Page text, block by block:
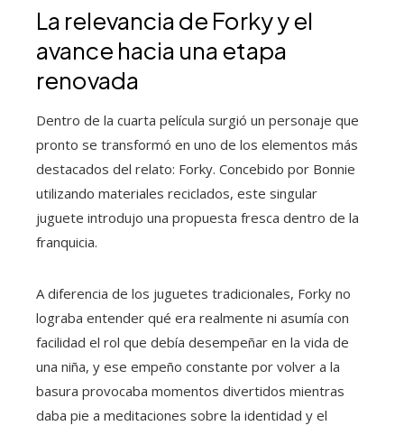
La relevancia de Forky y el
avance hacia una etapa
renovada
Dentro de la cuarta película surgió un personaje que
pronto se transformó en uno de los elementos más
destacados del relato: Forky. Concebido por Bonnie
utilizando materiales reciclados, este singular
juguete introdujo una propuesta fresca dentro de la
franquicia.
A diferencia de los juguetes tradicionales, Forky no
lograba entender qué era realmente ni asumía con
facilidad el rol que debía desempeñar en la vida de
una niña, y ese empeño constante por volver a la
basura provocaba momentos divertidos mientras
daba pie a meditaciones sobre la identidad y el